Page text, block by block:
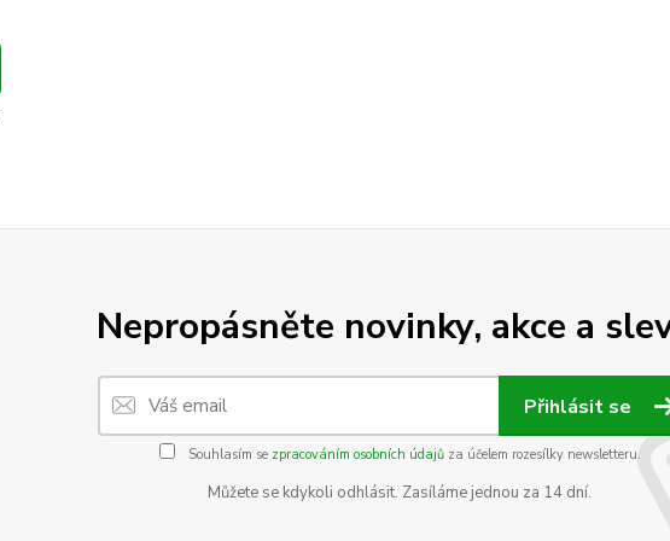
Nepropásněte novinky, akce a
Přihlásit se
Souhlasím se zpracováním osobních údajůza účelem rozesílky newsletteru.
Můžete se kdykoli odhlásit. Zasíláme jednou za 14 dní.